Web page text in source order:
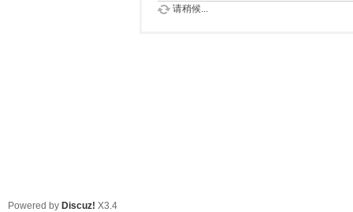
请稍候...
Powered by Discuz! X3.4